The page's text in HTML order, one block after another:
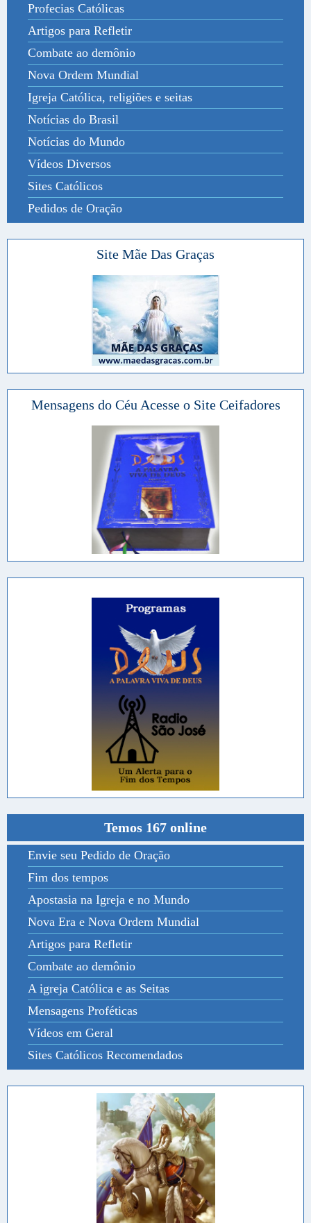
Profecias Católicas
Artigos para Refletir
Combate ao demônio
Nova Ordem Mundial
Igreja Católica, religiões e seitas
Notícias do Brasil
Notícias do Mundo
Vídeos Diversos
Sites Católicos
Pedidos de Oração
Site Mãe Das Graças
Mensagens do Céu Acesse o Site Ceifadores
Temos 167 online
Envie seu Pedido de Oração
Fim dos tempos
Apostasia na Igreja e no Mundo
Nova Era e Nova Ordem Mundial
Artigos para Refletir
Combate ao demônio
A igreja Católica e as Seitas
Mensagens Proféticas
Vídeos em Geral
Sites Católicos Recomendados